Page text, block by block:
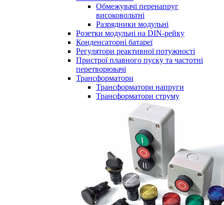
Обмежувачі перенапруг
високовольтні
Разрядники модульні
Розетки модульні на DIN-рейку
Конденсаторні батареї
Регулятори реактивної потужності
Пристрої плавного пуску та частотні
перетворювачі
Трансформатори
Трансформатори напруги
Трансформатори струму